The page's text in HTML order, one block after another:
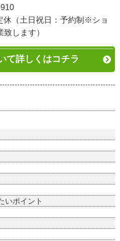
休（土日祝日：予約制※ショ
します）
て詳しくはコチラ
いポイント